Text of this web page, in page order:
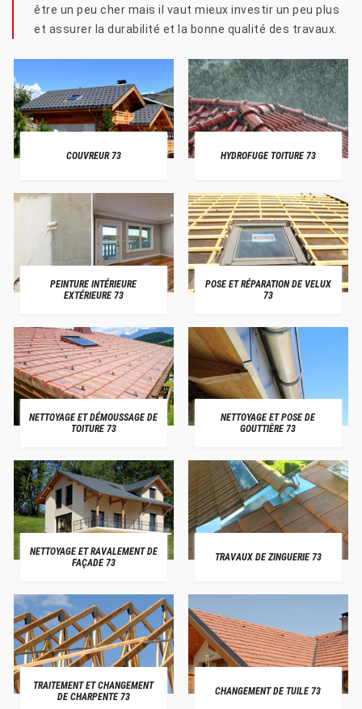
être un peu cher mais il vaut mieux investir un peu plus
et assurer la durabilité et la bonne qualité des travaux.
COUVREUR 73 HYDROFUGE TOITURE 73
PEINTURE INTÉRIEURE
EXTÉRIEURE 73
POSE ET RÉPARATION DE VELUX
73
NETTOYAGE ET DÉMOUSSAGE DE
TOITURE 73
NETTOYAGE ET POSE DE
GOUTTIÈRE 73
NETTOYAGE ET RAVALEMENT DE
FAÇADE 73
TRAVAUX DE ZINGUERIE 73
TRAITEMENT ET CHANGEMENT
DE CHARPENTE 73
CHANGEMENT DE TUILE 73